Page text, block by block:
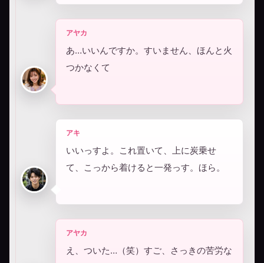
アヤカ
あ…いいんですか。すいません、ほんと火
つかなくて
アキ
いいっすよ。これ置いて、上に炭乗せ
て、こっから着けると一発っす。ほら。
アヤカ
え、ついた…（笑）すご、さっきの苦労な